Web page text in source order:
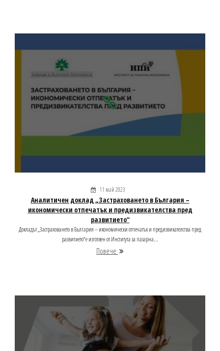
11 май 2023
Аналитичен доклад „Застраховането в България –
икономически отпечатък и предизвикателства пред
развитието“
Докладът „Застраховането в България – икономически отпечатък и предизвикателства пред
развитието“е изготвен от Института за пазарна...
Повече